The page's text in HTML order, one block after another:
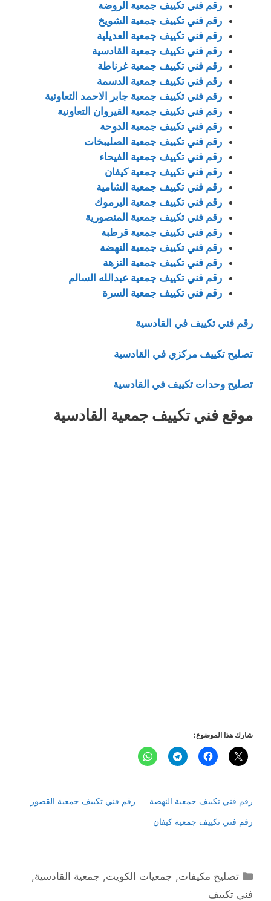
رقم فني تكييف جمعية الروضة
رقم فني تكييف جمعية الشويخ
رقم فني تكييف جمعية العديلية
رقم فني تكييف جمعية القادسية
رقم فني تكييف جمعية غرناطة
رقم فني تكييف جمعية الدسمة
رقم فني تكييف جمعية جابر الاحمد التعاونية
رقم فني تكييف جمعية القيروان التعاونية
رقم فني تكييف جمعية الدوحة
رقم فني تكييف جمعية الصليبخات
رقم فني تكييف جمعية الفيحاء
رقم فني تكييف جمعية كيفان
رقم فني تكييف جمعية الشامية
رقم فني تكييف جمعية اليرموك
رقم فني تكييف جمعية المنصورية
رقم فني تكييف جمعية قرطبة
رقم فني تكييف جمعية النهضة
رقم فني تكييف جمعية النزهة
رقم فني تكييف جمعية عبدالله السالم
رقم فني تكييف جمعية السرة
رقم فني تكييف في القادسية
تصليح تكييف مركزي في القادسية
تصليح وحدات تكييف في القادسية
موقع فني تكييف جمعية القادسية
شارك هذا الموضوع:
رقم فني تكييف جمعية النهضة
رقم فني تكييف جمعية القصور
رقم فني تكييف جمعية كيفان
التصنيفات
تصليح مكيفات, جمعيات الكويت, جمعية القادسية,
فني تكييف